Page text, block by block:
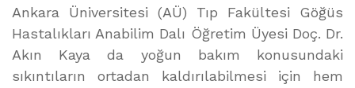
Ankara Üniversitesi (AÜ) Tıp Fakültesi Göğüs
Hastalıkları Anabilim Dalı Öğretim Üyesi Doç. Dr.
Akın Kaya da yoğun bakım konusundaki
sıkıntıların ortadan kaldırılabilmesi için hem